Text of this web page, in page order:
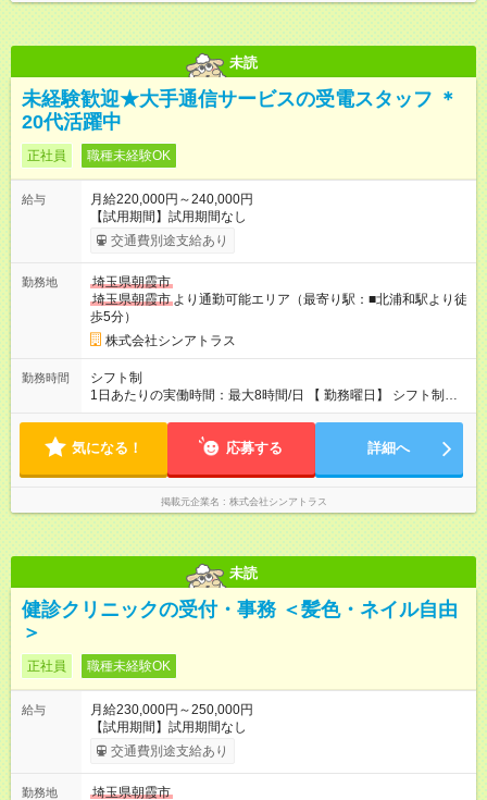
未読
未経験歓迎★大手通信サービスの受電スタッフ ＊
20代活躍中
正社員 職種未経験OK
給与
月給220,000円～240,000円
【試用期間】試用期間なし
交通費別途支給あり
勤務地
埼玉県朝霞市
埼玉県朝霞市 より通勤可能エリア（最寄り駅：■北浦和駅より徒
歩5分）
株式会社シンアトラス
勤務時間
シフト制
1日あたりの実働時間：最大8時間/日 【 勤務曜日】 シフト制
土日祝含む週５日勤務 ※希望休取得可能です 【 勤務時間 】
せん（残業代支給）
気になる！ 応募する 詳細へ
掲載元企業名 株式会社シンアトラス
未読
健診クリニックの受付・事務 ＜髪色・ネイル自由
＞
正社員 職種未経験OK
給与
月給230,000円～250,000円
【試用期間】試用期間なし
交通費別途支給あり
勤務地 埼玉県朝霞市